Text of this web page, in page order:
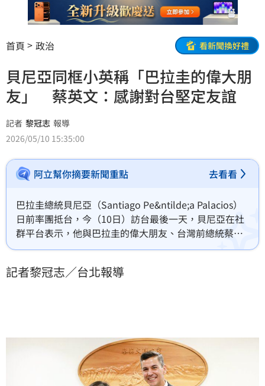
首頁 政治 看新聞換好禮
貝尼亞同框小英稱「巴拉圭的偉大朋
友」 蔡英文：感謝對台堅定友誼
記者 黎冠志 報導
2026/05/10 15:35:00
阿立幫你摘要新聞重點 去看看
巴拉圭總統貝尼亞（Santiago Pe&ntilde;a Palacios）
日前率團抵台，今（10日）訪台最後一天，貝尼亞在社
群平台表示，他與巴拉圭的偉大朋友、台灣前總統蔡英
文會面，共同回顧兩國這些年來在堅定且緊密的盟友關
記者黎冠志／台北報導